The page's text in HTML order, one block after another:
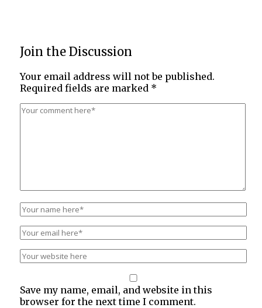
Join the Discussion
Your email address will not be published.
Required fields are marked *
Save my name, email, and website in this
browser for the next time I comment.